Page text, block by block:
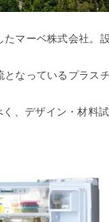
マーベ株式会社。
なっているプラス
、デザイン・材料